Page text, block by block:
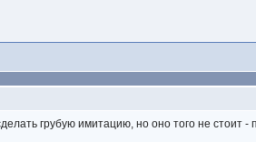
грубую имитацию, но оно того не стоит -